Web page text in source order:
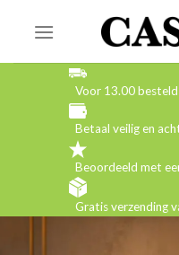
Voor 13.00
Betaal veilig en
Beoordeeld met
Gratis verzending